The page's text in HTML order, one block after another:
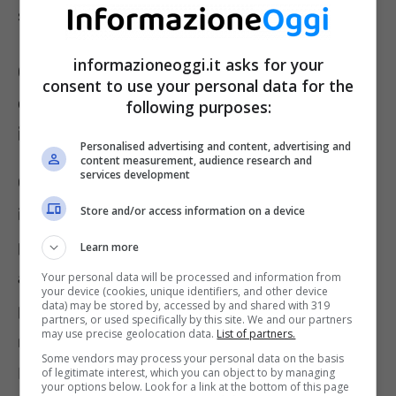
settore.
Offerte di lavoro: numerose le regioni
che offrono opportunità di
inserimento professionale
Cosi come anticipato, sono davvero numerosi
i contesti che oggi ricercano specifico
personale senza particolari pretese in merito
a formazione ed esperienza lavorativa
pregressa. Una delle offerte di lavoro più
rilevanti arriva dall’Azienda Zero di Padova.
Due i concorsi indetti in questo specifico
informazioneoggi.it asks for your
consent to use your personal data for the
following purposes:
Personalised advertising and content, advertising and
content measurement, audience research and
services development
Store and/or access information on a device
Learn more
Your personal data will be processed and information from
your device (cookies, unique identifiers, and other device
data) may be stored by, accessed by and shared with 319
partners, or used specifically by this site. We and our partners
may use precise geolocation data. List of partners.
Some vendors may process your personal data on the basis
of legitimate interest, which you can object to by managing
your options below. Look for a link at the bottom of this page